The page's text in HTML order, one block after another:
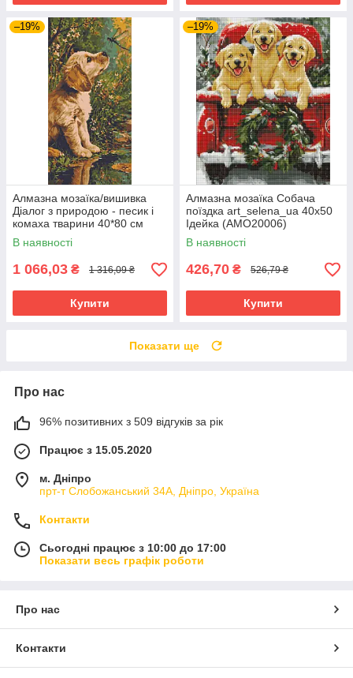
–19%
Алмазна мозаїка/вишивка
Діалог з природою - песик і
комаха тварини 40*80 см
Орігамі (OD5204)
В наявності
1 066,03 ₴ 1 316,09 ₴
Купити
–19%
Алмазна мозаїка Собача
поїздка art_selena_ua 40х50
Ідейка (AMO20006)
В наявності
426,70 ₴ 526,79 ₴
Купити
Показати ще
Про нас
96% позитивних з 509 відгуків за рік
Працює з 15.05.2020
м. Дніпро
прт-т Слобожанський 34А, Дніпро, Україна
Контакти
Сьогодні працює з 10:00 до 17:00
Показати весь графік роботи
Про нас
Контакти